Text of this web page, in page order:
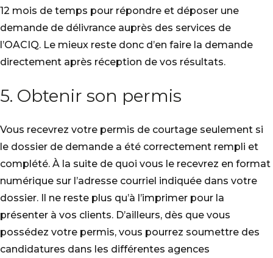
12 mois de temps pour répondre et déposer une
demande de délivrance auprès des services de
l’OACIQ. Le mieux reste donc d’en faire la demande
directement après réception de vos résultats.
5. Obtenir son permis
Vous recevrez votre permis de courtage seulement si
le dossier de demande a été correctement rempli et
complété. À la suite de quoi vous le recevrez en format
numérique sur l’adresse courriel indiquée dans votre
dossier. Il ne reste plus qu’à l’imprimer pour la
présenter à vos clients. D’ailleurs, dès que vous
possédez votre permis, vous pourrez soumettre des
candidatures dans les différentes agences